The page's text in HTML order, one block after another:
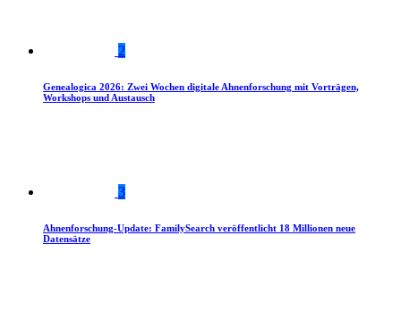
2
Genealogica 2026: Zwei Wochen digitale Ahnenforschung mit Vorträgen,
Workshops und Austausch
3
Ahnenforschung-Update: FamilySearch veröffentlicht 18 Millionen neue
Datensätze